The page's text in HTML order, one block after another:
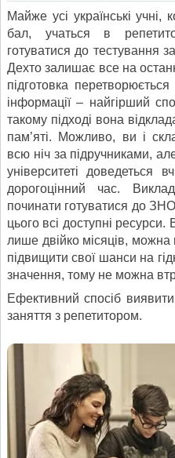
Майже усі українські
бал, учаться в
готуватися до тестування
Дехто залишає все на
підготовка
інформації – найгірший
такому підході вона
пам’яті. Можливо, ви і
всю ніч за підручниками,
університеті доведеться
дорогоцінний час.
починати готуватися до
цього всі доступні
лише двійко місяців, можна
підвищити свої шанси на
значення, тому не можна
Ефективний спосіб
заняття з репетитором.